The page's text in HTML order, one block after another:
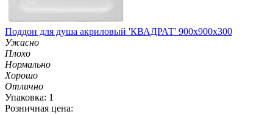
Поддон для душа акриловый 'КВАДРАТ' 900х900х300
Ужасно
Плохо
Нормально
Хорошо
Отлично
Упаковка: 1
Розничная цена: